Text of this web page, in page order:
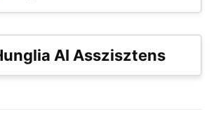
AI Asszisztens